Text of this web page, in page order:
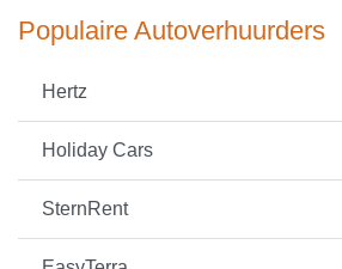
Populaire Autoverhuurders
Hertz
Holiday Cars
SternRent